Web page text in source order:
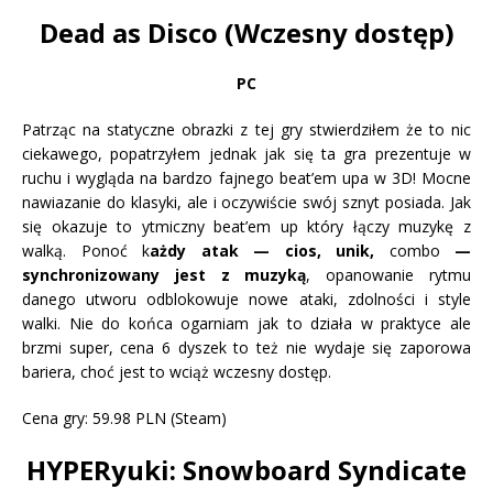
Dead as Disco (Wczesny dostęp)
PC
Patrząc na statyczne obrazki z tej gry stwierdziłem że to nic
ciekawego, popatrzyłem jednak jak się ta gra prezentuje w
ruchu i wygląda na bardzo fajnego beat’em upa w 3D! Mocne
nawiazanie do klasyki, ale i oczywiście swój sznyt posiada. Jak
się okazuje to ytmiczny beat’em up który łączy muzykę z
walką. Ponoć każdy atak — cios, unik, combo —
synchronizowany jest z muzyką, opanowanie rytmu
danego utworu odblokowuje nowe ataki, zdolności i style
walki. Nie do końca ogarniam jak to działa w praktyce ale
brzmi super, cena 6 dyszek to też nie wydaje się zaporowa
bariera, choć jest to wciąż wczesny dostęp.
Cena gry: 59.98 PLN (Steam)
HYPERyuki: Snowboard Syndicate